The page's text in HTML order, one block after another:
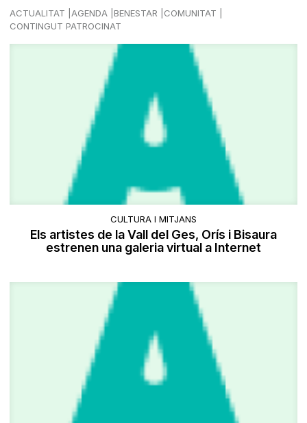
ACTUALITAT AGENDA BENESTAR
COMUNITAT
CONTINGUT PATROCINAT
CULTURA I MITJANS
Els artistes de la Vall del Ges, Orís i Bisaura
estrenen una galeria virtual a Internet